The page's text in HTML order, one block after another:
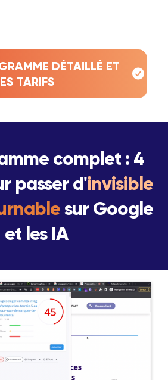
DÉTAILLÉ ET
TARIFS
complet : 4
passer d'invisible
sur Google
et les IA